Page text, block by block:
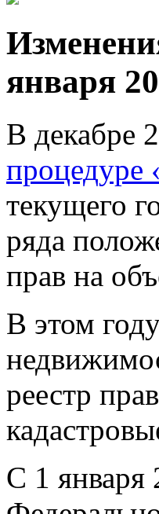
января
В декабре
процедуре
текущего
ряда
прав на
В этом
реестр
С 1 января